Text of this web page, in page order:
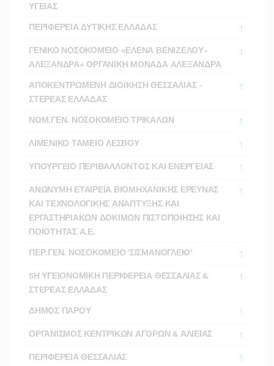
ΥΓΕΙΑΣ
ΠΕΡΙΦΕΡΕΙΑ ΔΥΤΙΚΗΣ ΕΛΛΑΔΑΣ 1
ΓΕΝΙΚΟ ΝΟΣΟΚΟΜΕΙΟ «ΕΛΕΝΑ ΒΕΝΙΖΕΛΟΥ-
ΑΛΕΞΑΝΔΡΑ» ΟΡΓΑΝΙΚΗ ΜΟΝΑΔΑ ΑΛΕΞΑΝΔΡΑ
1
ΑΠΟΚΕΝΤΡΩΜΕΝΗ ΔΙΟΙΚΗΣΗ ΘΕΣΣΑΛΙΑΣ -
ΣΤΕΡΕΑΣ ΕΛΛΑΔΑΣ
1
ΝΟΜ.ΓΕΝ. ΝΟΣΟΚΟΜΕΙΟ ΤΡΙΚΑΛΩΝ 1
ΛΙΜΕΝΙΚΟ ΤΑΜΕΙΟ ΛΕΣΒΟΥ 1
ΥΠΟΥΡΓΕΙΟ ΠΕΡΙΒΑΛΛΟΝΤΟΣ ΚΑΙ ΕΝΕΡΓΕΙΑΣ 1
ΑΝΩΝΥΜΗ ΕΤΑΙΡΕΙΑ ΒΙΟΜΗΧΑΝΙΚΗΣ ΕΡΕΥΝΑΣ
ΚΑΙ ΤΕΧΝΟΛΟΓΙΚΗΣ ΑΝΑΠΤΥΞΗΣ ΚΑΙ
ΕΡΓΑΣΤΗΡΙΑΚΩΝ ΔΟΚΙΜΩΝ ΠΙΣΤΟΠΟΙΗΣΗΣ ΚΑΙ
ΠΟΙΟΤΗΤΑΣ Α.Ε.
1
ΠΕΡ.ΓΕΝ. ΝΟΣΟΚΟΜΕΙΟ 'ΣΙΣΜΑΝΟΓΛΕΙΟ' 1
5Η ΥΓΕΙΟΝΟΜΙΚΗ ΠΕΡΙΦΕΡΕΙΑ ΘΕΣΣΑΛΙΑΣ &
ΣΤΕΡΕΑΣ ΕΛΛΑΔΑΣ
1
ΔΗΜΟΣ ΠΑΡΟΥ 1
ΟΡΓΑΝΙΣΜΟΣ ΚΕΝΤΡΙΚΩΝ ΑΓΟΡΩΝ & ΑΛΙΕΙΑΣ 1
ΠΕΡΙΦΕΡΕΙΑ ΘΕΣΣΑΛΙΑΣ 1